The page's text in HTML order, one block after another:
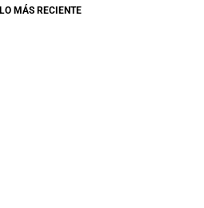
LO MÁS RECIENTE